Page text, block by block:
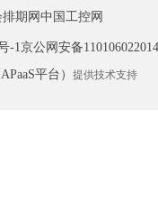
期网 中国工控网
-1京公网安备
平台） 提供技术支持